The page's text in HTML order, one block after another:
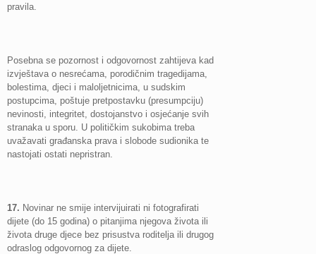
pravila.
Posebna se pozornost i odgovornost zahtijeva kad
izvještava o nesrećama, porodičnim tragedijama,
bolestima, djeci i maloljetnicima, u sudskim
postupcima, poštuje pretpostavku (presumpciju)
nevinosti, integritet, dostojanstvo i osjećanje svih
stranaka u sporu. U političkim sukobima treba
uvažavati građanska prava i slobode sudionika te
nastojati ostati nepristran.
17. Novinar ne smije intervijuirati ni fotografirati
dijete (do 15 godina) o pitanjima njegova života ili
života druge djece bez prisustva roditelja ili drugog
odraslog odgovornog za dijete.